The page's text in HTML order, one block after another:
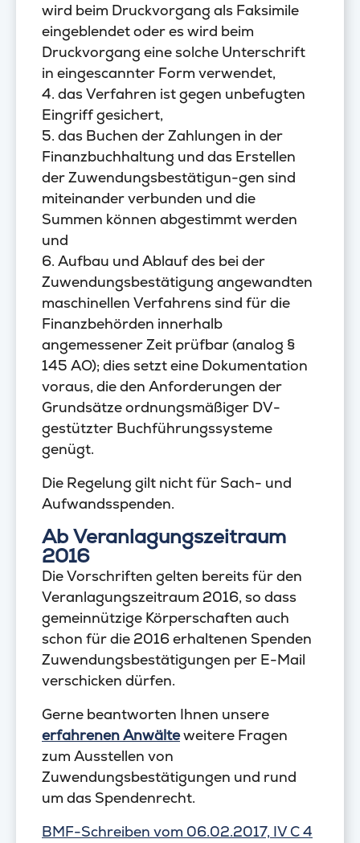
wird beim Druckvorgang als Faksimile
eingeblendet oder es wird beim
Druckvorgang eine solche Unterschrift
in eingescannter Form verwendet,
4. das Verfahren ist gegen unbefugten
Eingriff gesichert,
5. das Buchen der Zahlungen in der
Finanzbuchhaltung und das Erstellen
der Zuwendungsbestätigun-gen sind
miteinander verbunden und die
Summen können abgestimmt werden
und
6. Aufbau und Ablauf des bei der
Zuwendungsbestätigung angewandten
maschinellen Verfahrens sind für die
Finanzbehörden innerhalb
angemessener Zeit prüfbar (analog §
145 AO); dies setzt eine Dokumentation
voraus, die den Anforderungen der
Grundsätze ordnungsmäßiger DV-
gestützter Buchführungssysteme
genügt.
Die Regelung gilt nicht für Sach- und
Aufwandsspenden.
Ab Veranlagungszeitraum
2016
Die Vorschriften gelten bereits für den
Veranlagungszeitraum 2016, so dass
gemeinnützige Körperschaften auch
schon für die 2016 erhaltenen Spenden
Zuwendungsbestätigungen per E-Mail
verschicken dürfen.
Gerne beantworten Ihnen unsere
erfahrenen Anwälteweitere Fragen
zum Ausstellen von
Zuwendungsbestätigungen und rund
um das Spendenrecht.
BMF-Schreiben vom 06.02.2017, IV C 4